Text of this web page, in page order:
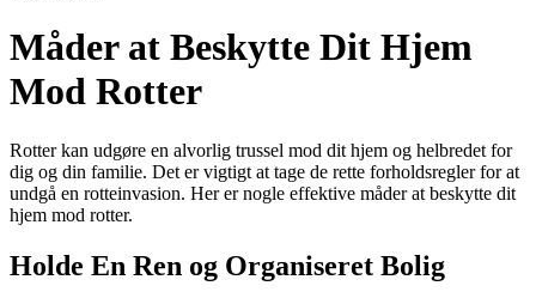
Måder at Beskytte Dit Hjem
Mod Rotter
Rotter kan udgøre en alvorlig trussel mod dit hjem og helbredet for
dig og din familie. Det er vigtigt at tage de rette forholdsregler for at
undgå en rotteinvasion. Her er nogle effektive måder at beskytte dit
hjem mod rotter.
Holde En Ren og Organiseret Bolig